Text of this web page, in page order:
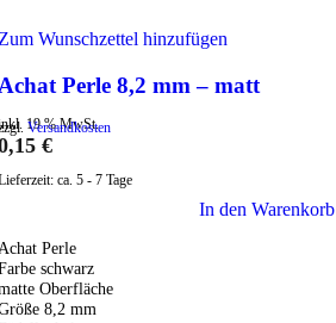
Wunschzettel hinzufügen
Perle 8,2 mm – matt
19 % MwSt.
Versandkosten
€
ca. 5 - 7 Tage
In den Warenkorb
Perle
schwarz
Oberfläche
8,2 mm